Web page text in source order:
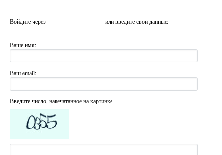
Войдите через или введите свои данные:
Ваше имя:
Ваш email:
Введите число, напечатанное на картинке